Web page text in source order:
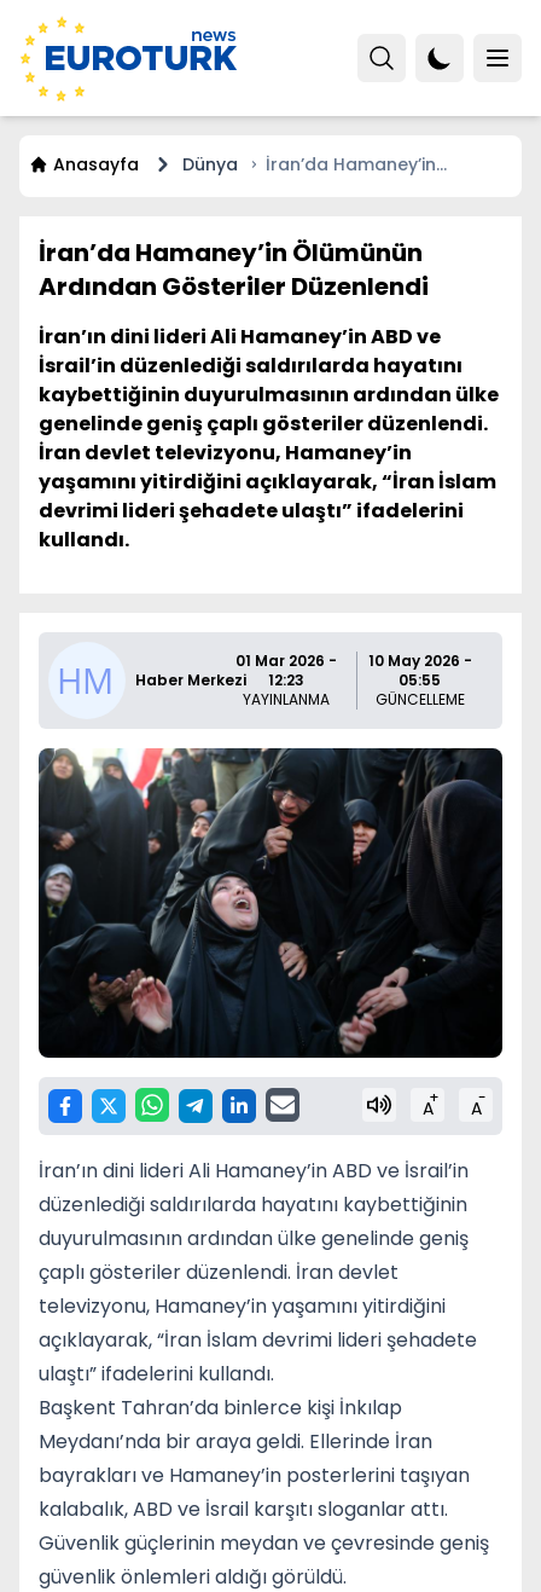
Anasayfa Dünya
İran’da Hamaney’in
İran’da Hamaney’in Ölümünün
Ardından Gösteriler Düzenlendi
İran’ın dini lideri Ali Hamaney’in ABD ve
İsrail’in düzenlediği saldırılarda hayatını
kaybettiğinin duyurulmasının ardından ülke
genelinde geniş çaplı gösteriler düzenlendi.
İran devlet televizyonu, Hamaney’in
yaşamını yitirdiğini açıklayarak, “İran İslam
devrimi lideri şehadete ulaştı” ifadelerini
kullandı.
Haber Merkezi
01 Mar 2026 -
12:23
YAYINLANMA
10 May 2026 -
05:55
GÜNCELLEME
A+ A-
İran’ın dini lideriAli Hamaney’in ABD ve İsrail’in
düzenlediği saldırılarda hayatını kaybettiğinin
duyurulmasının ardından ülke genelinde geniş
çaplı gösteriler düzenlendi. İran devlet
televizyonu, Hamaney’in yaşamını yitirdiğini
açıklayarak, “İran İslam devrimi lideri şehadete
ulaştı” ifadelerini kullandı.
Başkent Tahran’da binlerce kişi İnkılap
Meydanı’nda bir araya geldi. Ellerinde İran
bayrakları ve Hamaney’in posterlerini taşıyan
kalabalık, ABD ve İsrail karşıtı sloganlar attı.
Güvenlik güçlerinin meydan ve çevresinde geniş
güvenlik önlemleri aldığı görüldü.